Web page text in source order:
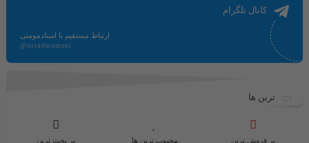
کانال تلگرام
ارتباط مستقیم با استادمومنی
@ostadmomeni
ترین ها
پر فروش ترین محبوب ترین ها پر بحث ترین